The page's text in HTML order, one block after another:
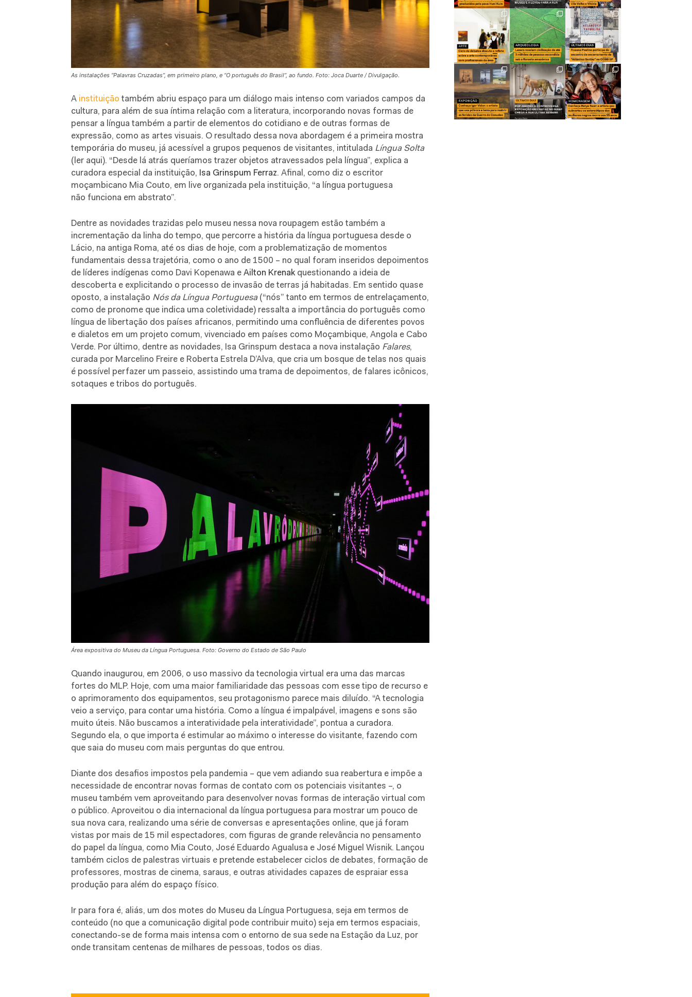
As instalações “Palavras Cruzadas”, em primeiro plano, e “O português do Brasil”, ao fundo. Foto: Joca Duarte / Divulgação.
A instituição também abriu espaço para um diálogo mais intenso com variados campos da
cultura, para além de sua íntima relação com a literatura, incorporando novas formas de
pensar a língua também a partir de elementos do cotidiano e de outras formas de
expressão, como as artes visuais. O resultado dessa nova abordagem é a primeira mostra
temporária do museu, já acessível a grupos pequenos de visitantes, intitulada Língua Solta
(ler aqui). “Desde lá atrás queríamos trazer objetos atravessados pela língua”, explica a
curadora especial da instituição, Isa Grinspum Ferraz. Afinal, como diz o escritor
moçambicano Mia Couto, em live organizada pela instituição, “a língua portuguesa
não funciona em abstrato”.
Dentre as novidades trazidas pelo museu nessa nova roupagem estão também a
incrementação da linha do tempo, que percorre a história da língua portuguesa desde o
Lácio, na antiga Roma, até os dias de hoje, com a problematização de momentos
fundamentais dessa trajetória, como o ano de 1500 – no qual foram inseridos depoimentos
de líderes indígenas como Davi Kopenawa e Ailton Krenak questionando a ideia de
descoberta e explicitando o processo de invasão de terras já habitadas. Em sentido quase
oposto, a instalação Nós da Língua Portuguesa(“nós” tanto em termos de entrelaçamento,
como de pronome que indica uma coletividade) ressalta a importância do português como
língua de libertação dos países africanos, permitindo uma confluência de diferentes povos
e dialetos em um projeto comum, vivenciado em países como Moçambique, Angola e Cabo
Verde. Por último, dentre as novidades, Isa Grinspum destaca a nova instalação Falares,
curada por Marcelino Freire e Roberta Estrela D’Alva, que cria um bosque de telas nos quais
é possível perfazer um passeio, assistindo uma trama de depoimentos, de falares icônicos,
sotaques e tribos do português.
Área expositiva do Museu da Língua Portuguesa. Foto: Governo do Estado de São Paulo
Quando inaugurou, em 2006, o uso massivo da tecnologia virtual era uma das marcas
fortes do MLP. Hoje, com uma maior familiaridade das pessoas com esse tipo de recurso e
o aprimoramento dos equipamentos, seu protagonismo parece mais diluído. “A tecnologia
veio a serviço, para contar uma história. Como a língua é impalpável, imagens e sons são
muito úteis. Não buscamos a interatividade pela interatividade”, pontua a curadora.
Segundo ela, o que importa é estimular ao máximo o interesse do visitante, fazendo com
que saia do museu com mais perguntas do que entrou.
Diante dos desafios impostos pela pandemia – que vem adiando sua reabertura e impõe a
necessidade de encontrar novas formas de contato com os potenciais visitantes –, o
museu também vem aproveitando para desenvolver novas formas de interação virtual com
o público. Aproveitou o dia internacional da língua portuguesa para mostrar um pouco de
sua nova cara, realizando uma série de conversas e apresentações online, que já foram
vistas por mais de 15 mil espectadores, com figuras de grande relevância no pensamento
do papel da língua, como Mia Couto, José Eduardo Agualusa e José Miguel Wisnik. Lançou
também ciclos de palestras virtuais e pretende estabelecer ciclos de debates, formação de
professores, mostras de cinema, saraus, e outras atividades capazes de espraiar essa
produção para além do espaço físico.
Ir para fora é, aliás, um dos motes do Museu da Língua Portuguesa, seja em termos de
conteúdo (no que a comunicação digital pode contribuir muito) seja em termos espaciais,
conectando-se de forma mais intensa com o entorno de sua sede na Estação da Luz, por
onde transitam centenas de milhares de pessoas, todos os dias.